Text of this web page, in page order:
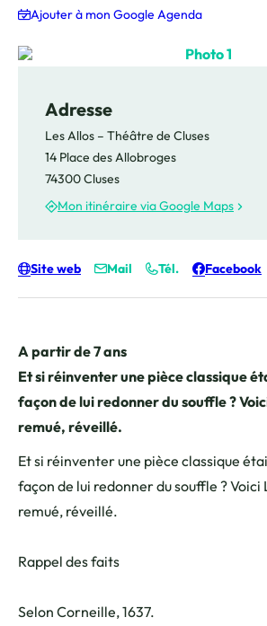
Ajouter à mon Google Agenda
A partir de 7 ans
Et si réinventer une pièce classique
façon de lui redonner du souffle ?
remué, réveillé.
Et si réinventer une pièce classique
façon de lui redonner du souffle ? Voici
remué, réveillé.
Rappel des faits
Selon Corneille, 1637.
Adresse
Les Allos – Théâtre de Cluses
14 Place des Allobroges
74300 Cluses
Mon itinéraire via Google Maps
Site web Mail Tél. Facebook